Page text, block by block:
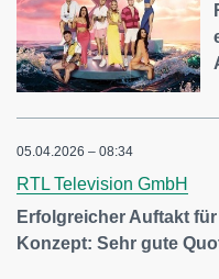
05.04.2026 – 08:34
RTL Television GmbH
Erfolgreicher Auftakt
Konzept: Sehr gute